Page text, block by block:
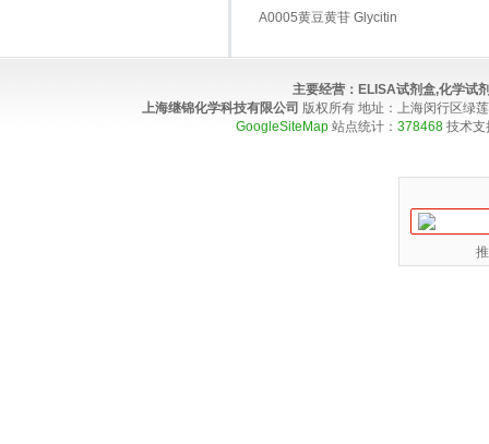
A0005黄豆黄苷 Glycitin
主要经营： ELISA试剂盒,化学试
上海继锦化学科技有限公司 版权所有 地址：上海闵行区绿
GoogleSiteMap 站点统计： 378468 技术支